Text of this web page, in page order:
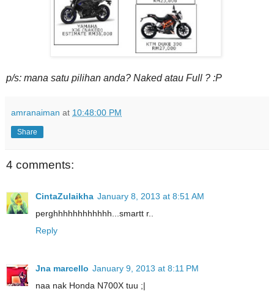
p/s: mana satu pilihan anda? Naked atau Full ? :P
amranaiman at 10:48:00 PM
Share
4 comments:
CintaZulaikha January 8, 2013 at 8:51 AM
perghhhhhhhhhhhh...smartt r..
Reply
Jna marcello January 9, 2013 at 8:11 PM
naa nak Honda N700X tuu ;|